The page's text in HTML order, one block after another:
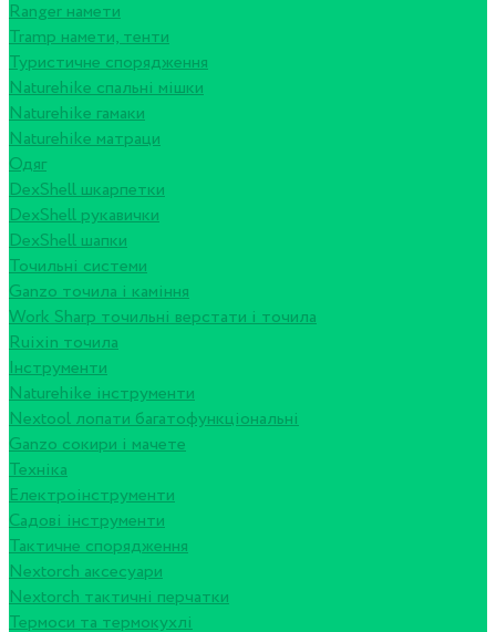
Ranger намети
Tramp намети, тенти
Туристичне спорядження
Naturehike спальні мішки
Naturehike гамаки
Naturehike матраци
Одяг
DexShell шкарпетки
DexShell рукавички
DexShell шапки
Точильні системи
Ganzo точила і каміння
Work Sharp точильні верстати і точила
Ruixin точила
Інструменти
Naturehike інструменти
Nextool лопати багатофункціональні
Ganzo сокири і мачете
Техніка
Електроінструменти
Садові інструменти
Тактичне спорядження
Nextorch аксесуари
Nextorch тактичні перчатки
Термоси та термокухлі